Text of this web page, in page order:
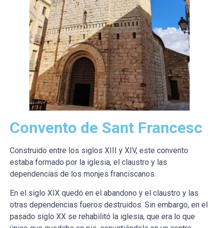
Convento de Sant Francesc
Construido entre los siglos XIII y XIV, este convento
estaba formado por la iglesia, el claustro y las
dependencias de los monjes franciscanos.
En el siglo XIX quedó en el abandono y el claustro y las
otras dependencias fueros destruidos. Sin embargo, en el
pasado siglo XX se rehabilitó la iglesia, que era lo que